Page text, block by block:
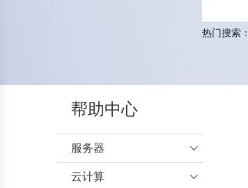
热门搜索：
帮助中心
服务器 
行业资讯
云计算 